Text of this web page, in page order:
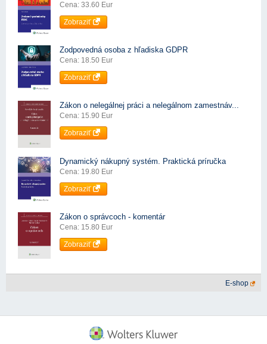
Cena: 33.60 Eur
Zobraziť
Zodpovedná osoba z hľadiska GDPR
Cena: 18.50 Eur
Zobraziť
Zákon o nelegálnej práci a nelegálnom zamestnáv...
Cena: 15.90 Eur
Zobraziť
Dynamický nákupný systém. Praktická príručka
Cena: 19.80 Eur
Zobraziť
Zákon o správcoch - komentár
Cena: 15.80 Eur
Zobraziť
E-shop